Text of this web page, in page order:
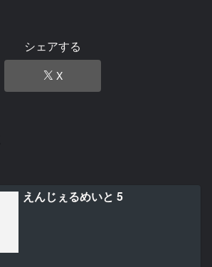
シェアする
X
えんじぇるめいと 5